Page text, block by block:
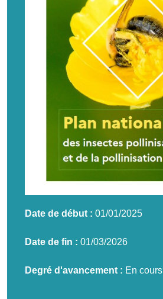
Date de début : 01/01/2025
Date de fin : 01/03/2026
Degré d'avancement : En cours